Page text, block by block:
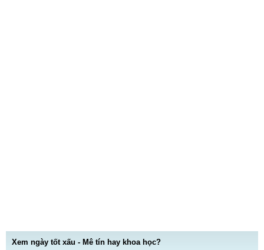
Xem ngày tốt xấu - Mê tín hay khoa học?